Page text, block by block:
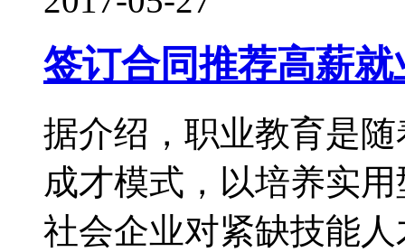
签订合同推荐高薪
据介绍，职业教育是
成才模式，以培养实
社会企业对紧缺技能